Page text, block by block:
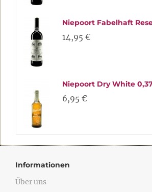
Niepoort Fabelhaft
14,95 €
Niepoort Dry White
6,95 €
Informationen
Über uns